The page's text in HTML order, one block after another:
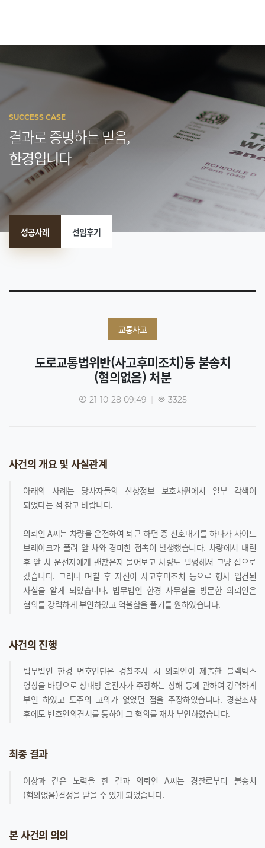
SUCCESS CASE
결과로 증명하는 믿음,
한경입니다
성공사례 선임후기
교통사고
도로교통법위반(사고후미조치)등 불송치
(혐의없음) 처분
21-10-28 09:49 | 3325
사건의 개요 및 사실관계
아래의 사례는 당사자들의 신상정보 보호차원에서 일부 각색이
되었다는 점 참고 바랍니다.
의뢰인 A씨는 차량을 운전하여 퇴근 하던 중 신호대기를 하다가 사이드
브레이크가 풀려 앞 차와 경미한 접촉이 발생했습니다. 차량에서 내린
후 앞 차 운전자에게 괜찮은지 물어보고 차량도 멀쩡해서 그냥 집으로
갔습니다. 그러나 며칠 후 자신이 사고후미조치 등으로 형사 입건된
사실을 알게 되었습니다. 법무법인 한경 사무실을 방문한 의뢰인은
혐의를 강력하게 부인하였고 억울함을 풀기를 원하였습니다.
사건의 진행
법무법인 한경 변호인단은 경찰조사 시 의뢰인이 제출한 블랙박스
영상을 바탕으로 상대방 운전자가 주장하는 상해 등에 관하여 강력하게
부인 하였고 도주의 고의가 없었던 점을 주장하였습니다. 경찰조사
후에도 변호인의견서를 통하여 그 혐의를 재차 부인하였습니다.
최종 결과
이상과 같은 노력을 한 결과 의뢰인 A씨는 경찰로부터 불송치
(혐의없음)결정을 받을 수 있게 되었습니다.
본 사건의 의의